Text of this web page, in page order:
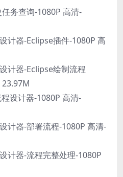
务查询-1080P 高清-
计器-Eclipse插件-1080P 高
计器-Eclipse绘制流程
设计器-1080P 高清-
计器-部署流程-1080P 高清-
计器-流程完整处理-1080P